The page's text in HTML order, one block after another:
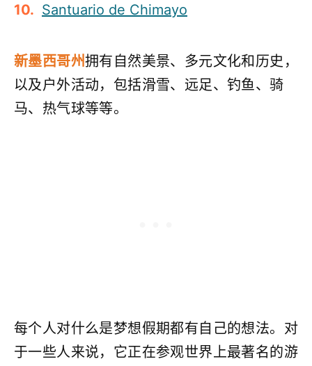
Santuario de Chimayo
新墨西哥州拥有自然美景、多元文化和历史，
以及户外活动，包括滑雪、远足、钓鱼、骑
马、热气球等等。
每个人对什么是梦想假期都有自己的想法。对
于一些人来说，它正在参观世界上最著名的游